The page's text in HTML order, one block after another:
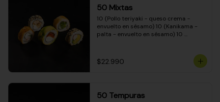
50 Mixtas
10 (Pollo teriyaki - queso crema -
envuelto en sésamo) 10 (Kanikama -
palta - envuelto en sésamo) 10
cebollín - envuelto en masa tempura)
10 (Pimentón - queso crema - cebollín
$22.990
50 Tempuras